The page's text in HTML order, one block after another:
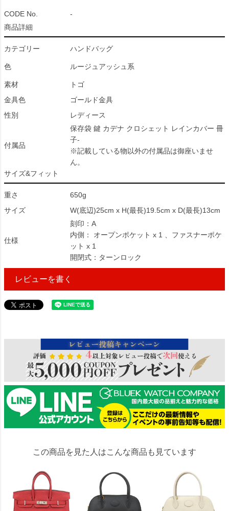
CODE No.
-
商品詳細
カテゴリー ハンドバッグ
色 ルージュアッシュ系
素材
トゴ
金具色
ゴールド金具
性別
レディース
付属品
保存袋 鍵 カデナ クロシェット レインカバー 冊
子-
※記載している物以外の付属品は御座いませ
ん。
サイズ&フィット
重さ
650g
サイズ
W(底辺)25cm x H(最長)19.5cm x D(最長)13cm
仕様
刻印：A
内側： オープンポケット x 1 、ファスナーポケ
ット x 1
開閉式：ターンロック
レビューを書く
この商品を見た人はこんな商品も見ています